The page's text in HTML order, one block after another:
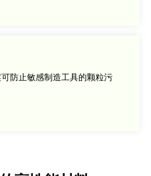
防止敏感制造工具的颗粒污